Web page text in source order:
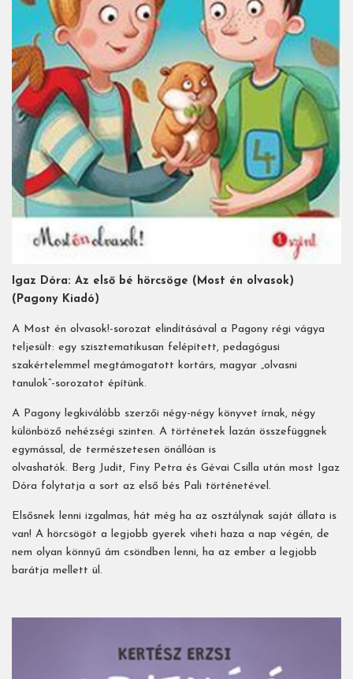
Igaz Dóra: Az első bé hörcsöge (Most én olvasok)
(Pagony Kiadó)
A Most én olvasok!-sorozat elindításával a Pagony régi vágya
teljesült: egy szisztematikusan felépített, pedagógusi
szakértelemmel megtámogatott kortárs, magyar „olvasni
tanulok”-­sorozatot építünk.
A Pagony legkiválóbb szerzői négy-négy könyvet írnak, négy
különböző nehézségi szinten. A történetek lazán összefüggnek
egymással, de természetesen önállóan is
olvashatók. Berg Judit, Finy Petra és Gévai Csilla után most Igaz
Dóra folytatja a sort az első bés Pali történetével.
Elsősnek lenni ­izgalmas, hát még ha az osztálynak saját állata is
van! A hörcsögöt a legjobb gyerek viheti haza a nap végén, de
nem olyan könnyű ám csöndben lenni, ha az ember a legjobb
barátja mellett ül.